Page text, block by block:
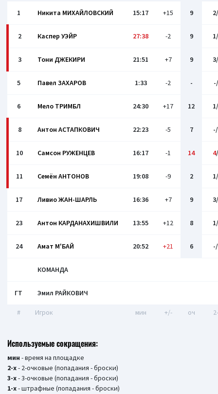
1 Никита МИХАЙЛОВСКИЙ 15:17 +15 9
2 Каспер УЭЙР 27:38 -2 9
3 Тони ДЖЕКИРИ 21:51 +7 9 3/
5 Павел ЗАХАРОВ 1:33 -2 -
6 Мело ТРИМБЛ 24:30 +17 12
8 Антон АСТАПКОВИЧ 22:23 -5 7
10 Самсон РУЖЕНЦЕВ 16:17 -1 14 4
11 Семён АНТОНОВ 19:08 -9 2
17 Ливио ЖАН-ШАРЛЬ 16:36 +7 9
23 Антон КАРДАНАХИШВИЛИ 13:55 +12 8
24 Амат М'БАЙ 20:52 +21 6
КОМАНДА
ГТ Эмил РАЙКОВИЧ
# Игрок мин +/- оч
Используемые сокращения:
мин - время на площадке
2-х- 2-очковые (попадания - броски)
3-х- 3-очковые (попадания - броски)
1-х- штрафные (попадания - броски)